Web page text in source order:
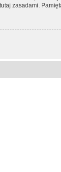
zasadami.